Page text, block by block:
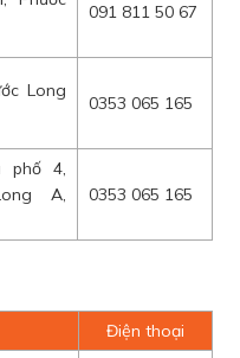
091 811 50 67
Long
0353 065 165
phố 4,
A,
0353 065 165
Điện thoại